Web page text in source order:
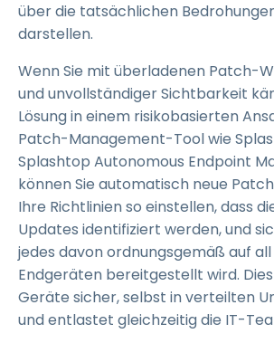
über die tatsächlichen
darstellen.
Wenn Sie mit überladenen Patch-
und unvollständiger Sichtbarkeit
Lösung in einem risikobasierten
Patch-Management-Tool wie
Splashtop Autonomous Endpoint
können Sie automatisch neue
Ihre Richtlinien so einstellen, dass
Updates identifiziert werden, und
jedes davon ordnungsgemäß auf
Endgeräten bereitgestellt wird.
Geräte sicher, selbst in verteilten
und entlastet gleichzeitig die IT-